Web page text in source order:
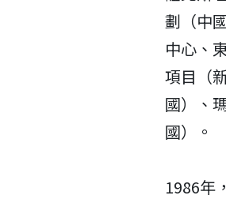
劃（中
中心、
項目（
國）、
國）。
1986年